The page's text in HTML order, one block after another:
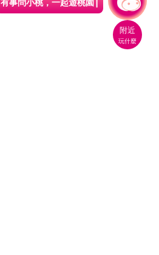
有事問小桃，一起遊桃園|
附近
玩什麼